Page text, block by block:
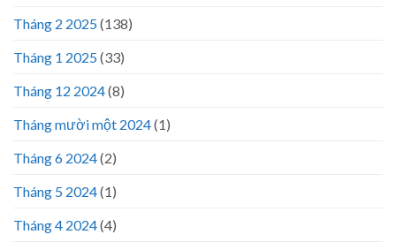
Tháng 2 2025(138)
Tháng 1 2025(33)
Tháng 12 2024(8)
Tháng mười một 2024(1)
Tháng 6 2024(2)
Tháng 5 2024(1)
Tháng 4 2024(4)